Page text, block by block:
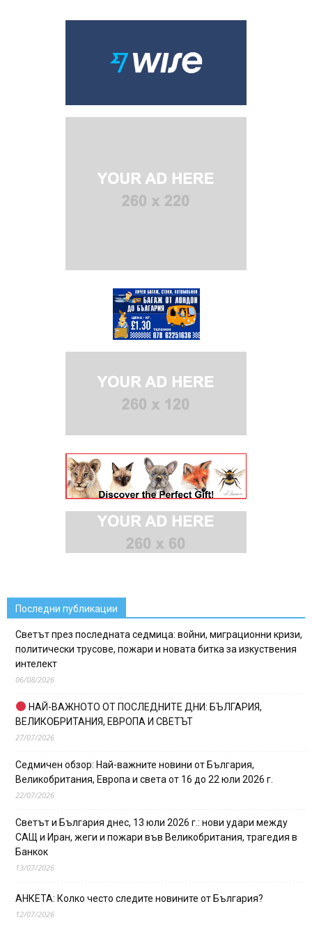
Последни публикации
Светът през последната седмица: войни, миграционни кризи,
политически трусове, пожари и новата битка за изкуствения
интелект
06/08/2026
НАЙ-ВАЖНОТО ОТ ПОСЛЕДНИТЕ ДНИ: БЪЛГАРИЯ,
ВЕЛИКОБРИТАНИЯ, ЕВРОПА И СВЕТЪТ
27/07/2026
Седмичен обзор: Най-важните новини от България,
Великобритания, Европа и света от 16 до 22 юли 2026 г.
22/07/2026
Светът и България днес, 13 юли 2026 г.: нови удари между
САЩ и Иран, жеги и пожари във Великобритания, трагедия в
Банкок
13/07/2026
АНКЕТА: Колко често следите новините от България?
12/07/2026